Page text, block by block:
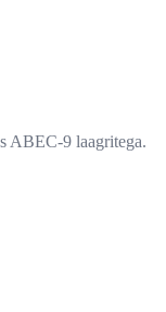
ABEC-9 laagritega.